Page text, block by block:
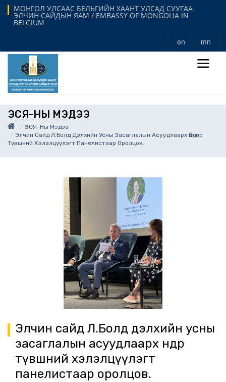
МОНГОЛ УЛСААС БЕЛЬГИЙН ХААНТ УЛСАД СУУГАА
ЭЛЧИН САЙДЫН ЯАМ / EMBASSY OF MONGOLIA IN
BELGIUM
en mn
ЭСЯ-НЫ МЭДЭЭ
ЭСЯ-Ны Мэдээ
Элчин Сайд Л.Болд Дэлхийн Усны Засаглалын Асуудлаарх Өндөр
Түвшний Хэлэлцүүлэгт Панелистаар Оролцов.
Элчин сайд Л.Болд дэлхийн усны
засаглалын асуудлаарх өндөр
түвшний хэлэлцүүлэгт
панелистаар оролцов.